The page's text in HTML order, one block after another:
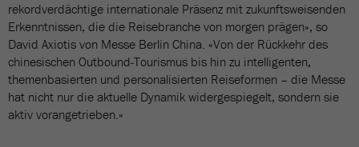
rekordverdächtige internationale Präsenz mit zukunftsweisenden
Erkenntnissen, die die Reisebranche von morgen prägen», so
David Axiotis von Messe Berlin China. «Von der Rückkehr des
chinesischen Outbound-Tourismus bis hin zu intelligenten,
themenbasierten und personalisierten Reiseformen – die Messe
hat nicht nur die aktuelle Dynamik widergespiegelt, sondern sie
aktiv vorangetrieben.»